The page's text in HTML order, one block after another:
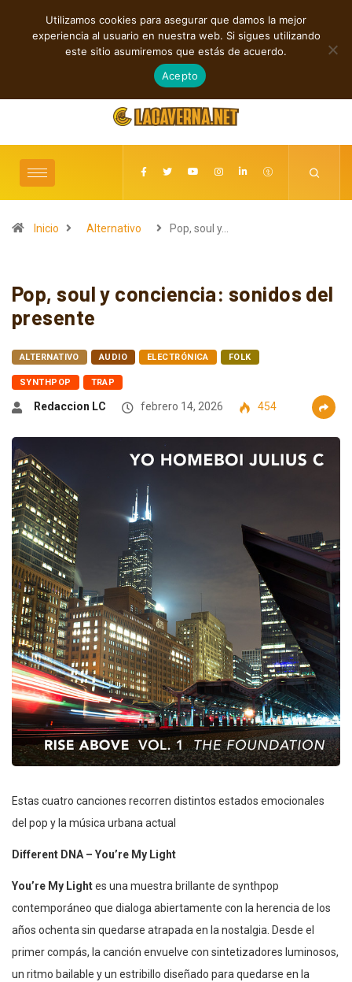
TENDENCIAS
Indie rock, folk y electrónica: estrenos independientes destacados
agosto 6, 2026
Inicio Alternativo Pop, soul y…
Pop, soul y conciencia: sonidos del
presente
ALTERNATIVO AUDIO ELECTRÓNICA FOLK
SYNTHPOP TRAP
Redaccion LC febrero 14, 2026 454
Estas cuatro canciones recorren distintos estados emocionales
del pop y la música urbana actual
Different DNA – You’re My Light
You’re My Lightes una muestra brillante de synthpop
contemporáneo que dialoga abiertamente con la herencia de los
años ochenta sin quedarse atrapada en la nostalgia. Desde el
primer compás, la canción envuelve con sintetizadores luminosos,
un ritmo bailable y un estribillo diseñado para quedarse en la
Utilizamos cookies para asegurar que damos la mejor
experiencia al usuario en nuestra web. Si sigues utilizando
este sitio asumiremos que estás de acuerdo.
Acepto